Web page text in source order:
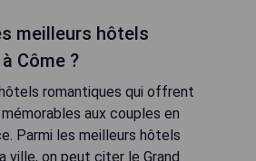
meilleurs hôtels
Côme ?
romantiques qui offrent
aux couples en
Parmi les meilleurs hôtels
ville, on peut citer le Grand